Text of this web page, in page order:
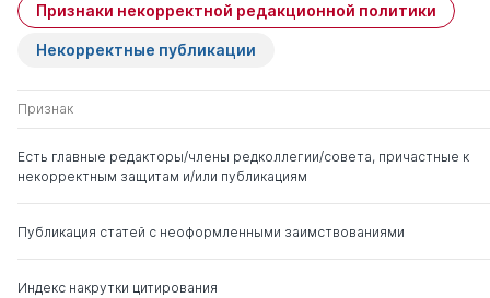
Тюкавкин Николай
Михайлович
д. э.н. 1 0
Признаки некорректной редакционной политики
Некорректные публикации
Признак
Есть главные редакторы/члены редколлегии/совета, причастные к
некорректным защитам и/или публикациям
Публикация статей с неоформленными заимствованиями
Индекс накрутки цитирования